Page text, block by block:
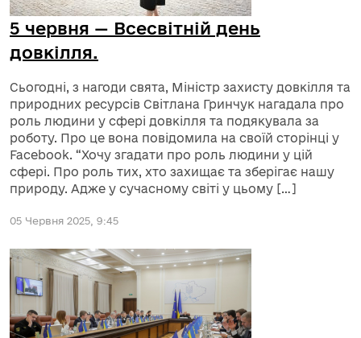
5 червня — Всесвітній день
довкілля.
Сьогодні, з нагоди свята, Міністр захисту довкілля та
природних ресурсів Світлана Гринчук нагадала про
роль людини у сфері довкілля та подякувала за
роботу. Про це вона повідомила на своїй сторінці у
Facebook. “Хочу згадати про роль людини у цій
сфері. Про роль тих, хто захищає та зберігає нашу
природу. Адже у сучасному світі у цьому […]
05 Червня 2025, 9:45